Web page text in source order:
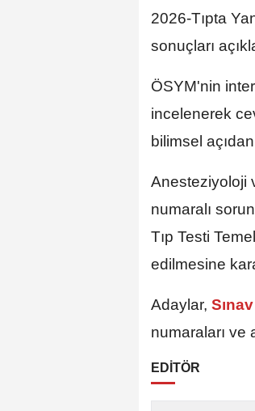
2026-Tıpta
sonuçları
ÖSYM'nin
incelenerek
bilimsel
Anesteziyoloji
numaralı
Tıp Testi
edilmesine
Adaylar, Sınav
numaraları ve
EDİTÖR